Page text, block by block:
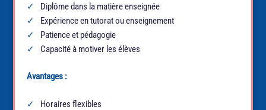
Diplôme dans la matière enseignée
Expérience en tutorat ou enseignement
Patience et pédagogie
Capacité à motiver les élèves
Avantages :
Horaires flexibles